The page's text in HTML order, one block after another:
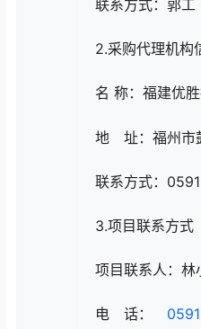
联系方式：郭工
2.采购代理机构
名 称：福建优
地 址：福州市
联系方式：
3.项目联系方式
项目联系人：林
电 话：